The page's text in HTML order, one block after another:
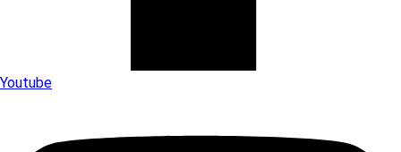
Youtube